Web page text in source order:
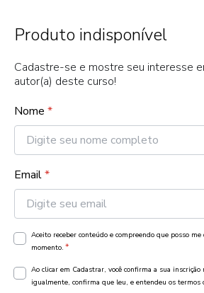
Produto indisponível
Cadastre-se e mostre seu interesse
autor(a) deste curso!
Nome *
Email*
Aceito receber conteúdo e compreendo que posso
momento. *
Ao clicar em Cadastrar, você confirma a sua inscrição
igualmente, confirma que leu, e entendeu os termos